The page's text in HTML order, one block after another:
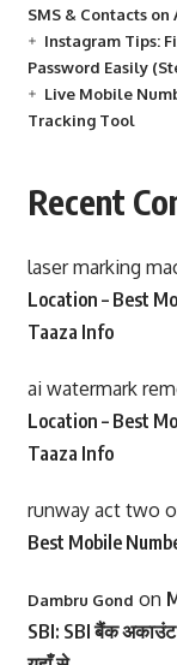
SMS & Contacts
Instagram Tips:
Password Easily
Live Mobile
Tracking Tool
Recent
laser marking
Location – Best
Taaza Info
ai watermark
Location – Best
Taaza Info
runway act two
Best Mobile
Dambru Gond on
SBI: SBI बैंक